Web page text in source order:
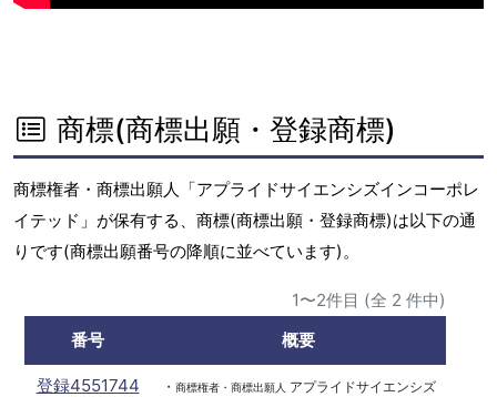
商標(商標出願・登録商標)
商標権者・商標出願人「アプライドサイエンシズインコーポレ
イテッド」が保有する、商標(商標出願・登録商標)は以下の通
りです(商標出願番号の降順に並べています)。
1〜2件目 (全 2 件中)
番号
概要
登録4551744 ・ 商標権者・商標出願人
アプライドサイエンシズ